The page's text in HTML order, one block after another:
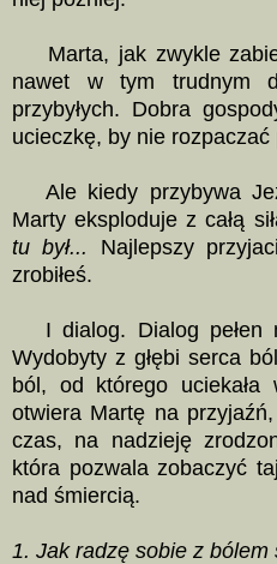
Marta, jak zwykle
nawet w tym trudnym
przybyłych. Dobra
ucieczkę, by nie rozpaczać
Ale kiedy przybywa
Marty eksploduje z całą
tu był...
Najlepszy
zrobiłeś.
I dialog. Dialog pełen
Wydobyty z głębi serca
ból, od którego uciekała
otwiera Martę na
czas, na nadzieję
która pozwala zobaczyć
nad śmiercią.
1. Jak radzę sobie z bólem